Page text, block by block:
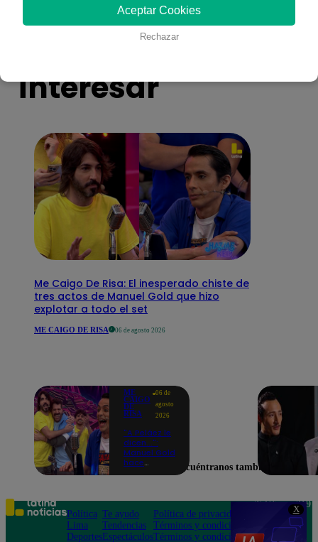
X
También te puede
interesar
Me Caigo De Risa: El inesperado chiste de
tres actos de Manuel Gold que hizo
explotar a todo el set
ME CAIGO DE RISA 06 de agosto 2026
ME
CAIGO
DE
RISA
06 de
agosto
2026
"A Peláez le
dicen...":
Manuel Gold
hace
de contar el
chiste
Aceptar Cookies
Rechazar
Encuéntranos también en
Política
Lima
Deportes
Te ayudo
Tendencias
Espectáculos
Política de privacidad
Términos y condiciones
Términos y condiciones
Teléfono: 219
Av. San
Felipe 968